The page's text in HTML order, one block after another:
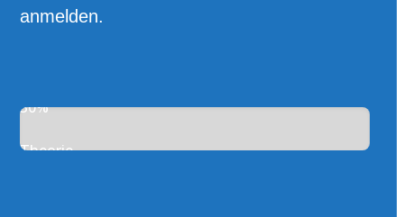
anmelden.
30%
Theorie